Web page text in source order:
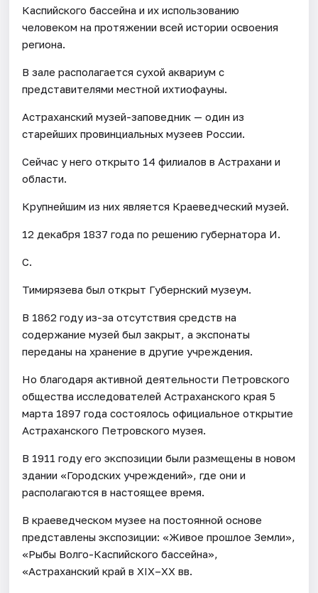
Каспийского бассейна и их использованию
человеком на протяжении всей истории освоения
региона.
В зале располагается сухой аквариум с
представителями местной ихтиофауны.
Астраханский музей-заповедник — один из
старейших провинциальных музеев России.
Сейчас у него открыто 14 филиалов в Астрахани и
области.
Крупнейшим из них является Краеведческий музей.
12 декабря 1837 года по решению губернатора И.
С.
Тимирязева был открыт Губернский музеум.
В 1862 году из-за отсутствия средств на
содержание музей был закрыт, а экспонаты
переданы на хранение в другие учреждения.
Но благодаря активной деятельности Петровского
общества исследователей Астраханского края 5
марта 1897 года состоялось официальное открытие
Астраханского Петровского музея.
В 1911 году его экспозиции были размещены в новом
здании «Городских учреждений», где они и
располагаются в настоящее время.
В краеведческом музее на постоянной основе
представлены экспозиции: «Живое прошлое Земли»,
«Рыбы Волго-Каспийского бассейна»,
«Астраханский край в XIX–XX вв.